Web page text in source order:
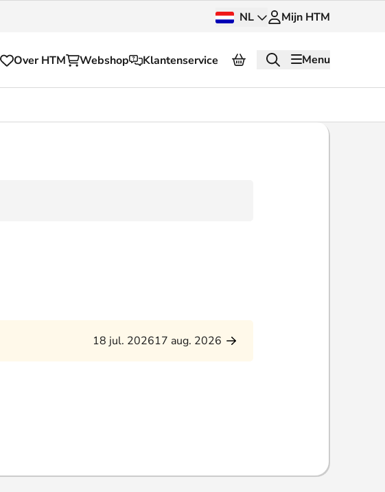
NL Mijn HTM
Over HTM Webshop Klantenservice Menu
18 jul. 202617 aug. 2026